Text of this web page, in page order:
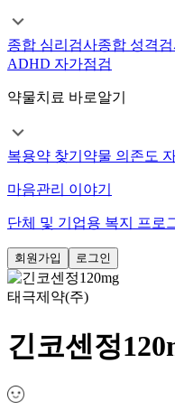
종합 심리검사종합 성격
ADHD 자가점검
약물치료 바로알기
복용약 찾기 약물 의존도
마음관리 이야기
단체 및 기업용 복지 프로
회원가입 로그인
태극제약(주)
긴코센정